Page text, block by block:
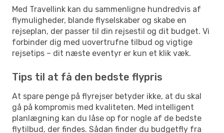
Med Travellink kan du sammenligne hundredvis af
flymuligheder, blande flyselskaber og skabe en
rejseplan, der passer til din rejsestil og dit budget. Vi
forbinder dig med uovertrufne tilbud og vigtige
rejsetips – dit næste eventyr er kun et klik væk.
Tips til at få den bedste flypris
At spare penge på flyrejser betyder ikke, at du skal
gå på kompromis med kvaliteten. Med intelligent
planlægning kan du låse op for nogle af de bedste
flytilbud, der findes. Sådan finder du budgetfly fra